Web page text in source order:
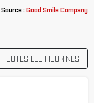
Source :Good Smile Company
TOUTES LES FIGURINES